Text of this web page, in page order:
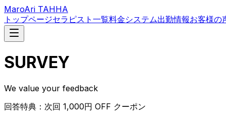
MaroAri TAHHA
トップページセラピスト一覧料金システム出勤情報お客様の
SURVEY
We value your feedback
回答特典：次回 1,000円 OFF クーポン